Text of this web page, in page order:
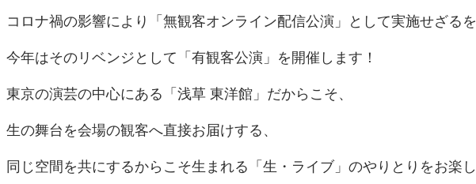
コロナ禍の影響により「無観客オンライン配信公演」として実施せざるを
今年はそのリベンジとして「有観客公演」を開催します！
東京の演芸の中心にある「浅草 東洋館」だからこそ、
生の舞台を会場の観客へ直接お届けする、
同じ空間を共にするからこそ生まれる「生・ライブ」のやりとりをお楽